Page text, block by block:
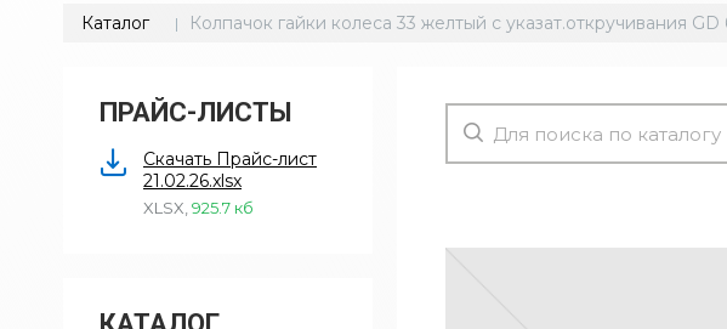
Каталог Колпачок гайки колеса 33 желтый с указат.откручивания
ПРАЙС-ЛИСТЫ
Скачать Прайс-лист
21.02.26.xlsx
XLSX 925.7 кб